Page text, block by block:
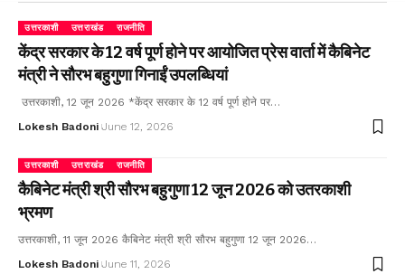
उत्तरकाशी उत्तराखंड राजनीति
केंद्र सरकार के 12 वर्ष पूर्ण होने पर आयोजित प्रेस वार्ता में कैबिनेट
मंत्री ने सौरभ बहुगुणा गिनाईं उपलब्धियां
उत्तरकाशी, 12 जून 2026 *केंद्र सरकार के 12 वर्ष पूर्ण होने पर…
Lokesh Badoni June 12, 2026
उत्तरकाशी उत्तराखंड राजनीति
कैबिनेट मंत्री श्री सौरभ बहुगुणा 12 जून 2026 को उतरकाशी
भ्रमण
उत्तरकाशी, 11 जून 2026 कैबिनेट मंत्री श्री सौरभ बहुगुणा 12 जून 2026…
Lokesh Badoni June 11, 2026